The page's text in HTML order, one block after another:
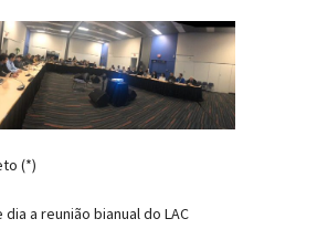
(*)
a reunião bianual do LAC